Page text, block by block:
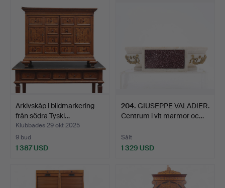
Arkivskåp i bildmarkering
från södra Tyskl…
Klubbades 29 okt 2025
9 bud
1 387 USD
204. GIUSEPPE VALADIER.
Centrum i vit marmor oc…
Sålt
1 329 USD